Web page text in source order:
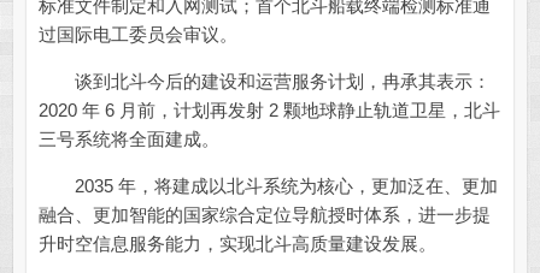
标准文件制定和入网测试；首个北斗船载终端检测标准通
过国际电工委员会审议。
谈到北斗今后的建设和运营服务计划，冉承其表示：
2020 年 6 月前，计划再发射 2 颗地球静止轨道卫星，北斗
三号系统将全面建成。
2035 年，将建成以北斗系统为核心，更加泛在、更加
融合、更加智能的国家综合定位导航授时体系，进一步提
升时空信息服务能力，实现北斗高质量建设发展。